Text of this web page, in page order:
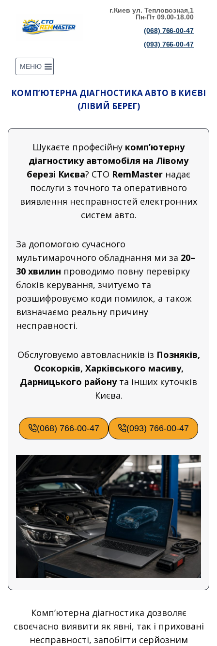
вмісту
г.Киев ул. Тепловозная,1
Пн-Пт 09.00-18.00
(068) 766-00-47
(093) 766-00-47
МЕНЮ
КОМП’ЮТЕРНА ДІАГНОСТИКА АВТО В КИЄВІ
(ЛІВИЙ БЕРЕГ)
Шукаєте професійну комп’ютерну
діагностику автомобіля на Лівому
березі Києва? СТО RemMaster надає
послуги з точного та оперативного
виявлення несправностей електронних
систем авто.
За допомогою сучасного
мультимарочного обладнання ми за 20–
30 хвилин проводимо повну перевірку
блоків керування, зчитуємо та
розшифровуємо коди помилок, а також
визначаємо реальну причину
несправності.
Обслуговуємо автовласників із Позняків,
Осокорків, Харківського масиву,
Дарницького районута інших куточків
Києва.
(068) 766-00-47 (093) 766-00-47
Комп’ютерна діагностика дозволяє
своєчасно виявити як явні, так і приховані
несправності, запобігти серйозним